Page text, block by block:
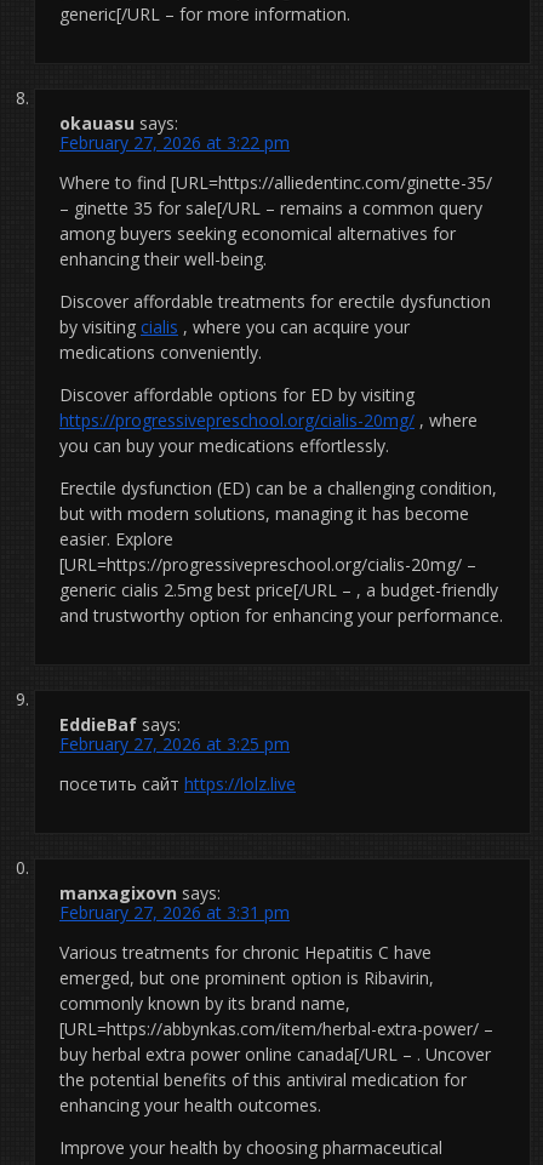
generic[/URL – for more information.
okauasu says:
February 27, 2026 at 3:22 pm
Where to find [URL=https://alliedentinc.com/ginette-35/
– ginette 35 for sale[/URL – remains a common query
among buyers seeking economical alternatives for
enhancing their well-being.
Discover affordable treatments for erectile dysfunction
by visiting cialis , where you can acquire your
medications conveniently.
Discover affordable options for ED by visiting
https://progressivepreschool.org/cialis-20mg/ , where
you can buy your medications effortlessly.
Erectile dysfunction (ED) can be a challenging condition,
but with modern solutions, managing it has become
easier. Explore
[URL=https://progressivepreschool.org/cialis-20mg/ –
generic cialis 2.5mg best price[/URL – , a budget-friendly
and trustworthy option for enhancing your performance.
EddieBaf says:
February 27, 2026 at 3:25 pm
посетить сайт https://lolz.live
manxagixovn says:
February 27, 2026 at 3:31 pm
Various treatments for chronic Hepatitis C have
emerged, but one prominent option is Ribavirin,
commonly known by its brand name,
[URL=https://abbynkas.com/item/herbal-extra-power/ –
buy herbal extra power online canada[/URL – . Uncover
the potential benefits of this antiviral medication for
enhancing your health outcomes.
Improve your health by choosing pharmaceutical